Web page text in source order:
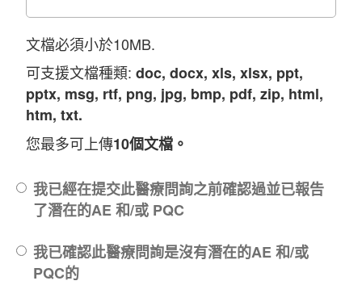
文檔必須小於10MB.
可支援文檔種類: doc, docx, xls, xlsx, ppt,
pptx, msg, rtf, png, jpg, bmp, pdf, zip, html,
htm, txt.
您最多可上傳10個文檔。
我已經在提交此醫療問詢之前確認過並已報告
了潛在的AE 和/或 PQC
我已確認此醫療問詢是沒有潛在的AE 和/或
PQC的